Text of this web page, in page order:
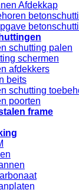
Afdekkap
schutting palen
schermen
afdekkers
beits
schutting
poorten
frame